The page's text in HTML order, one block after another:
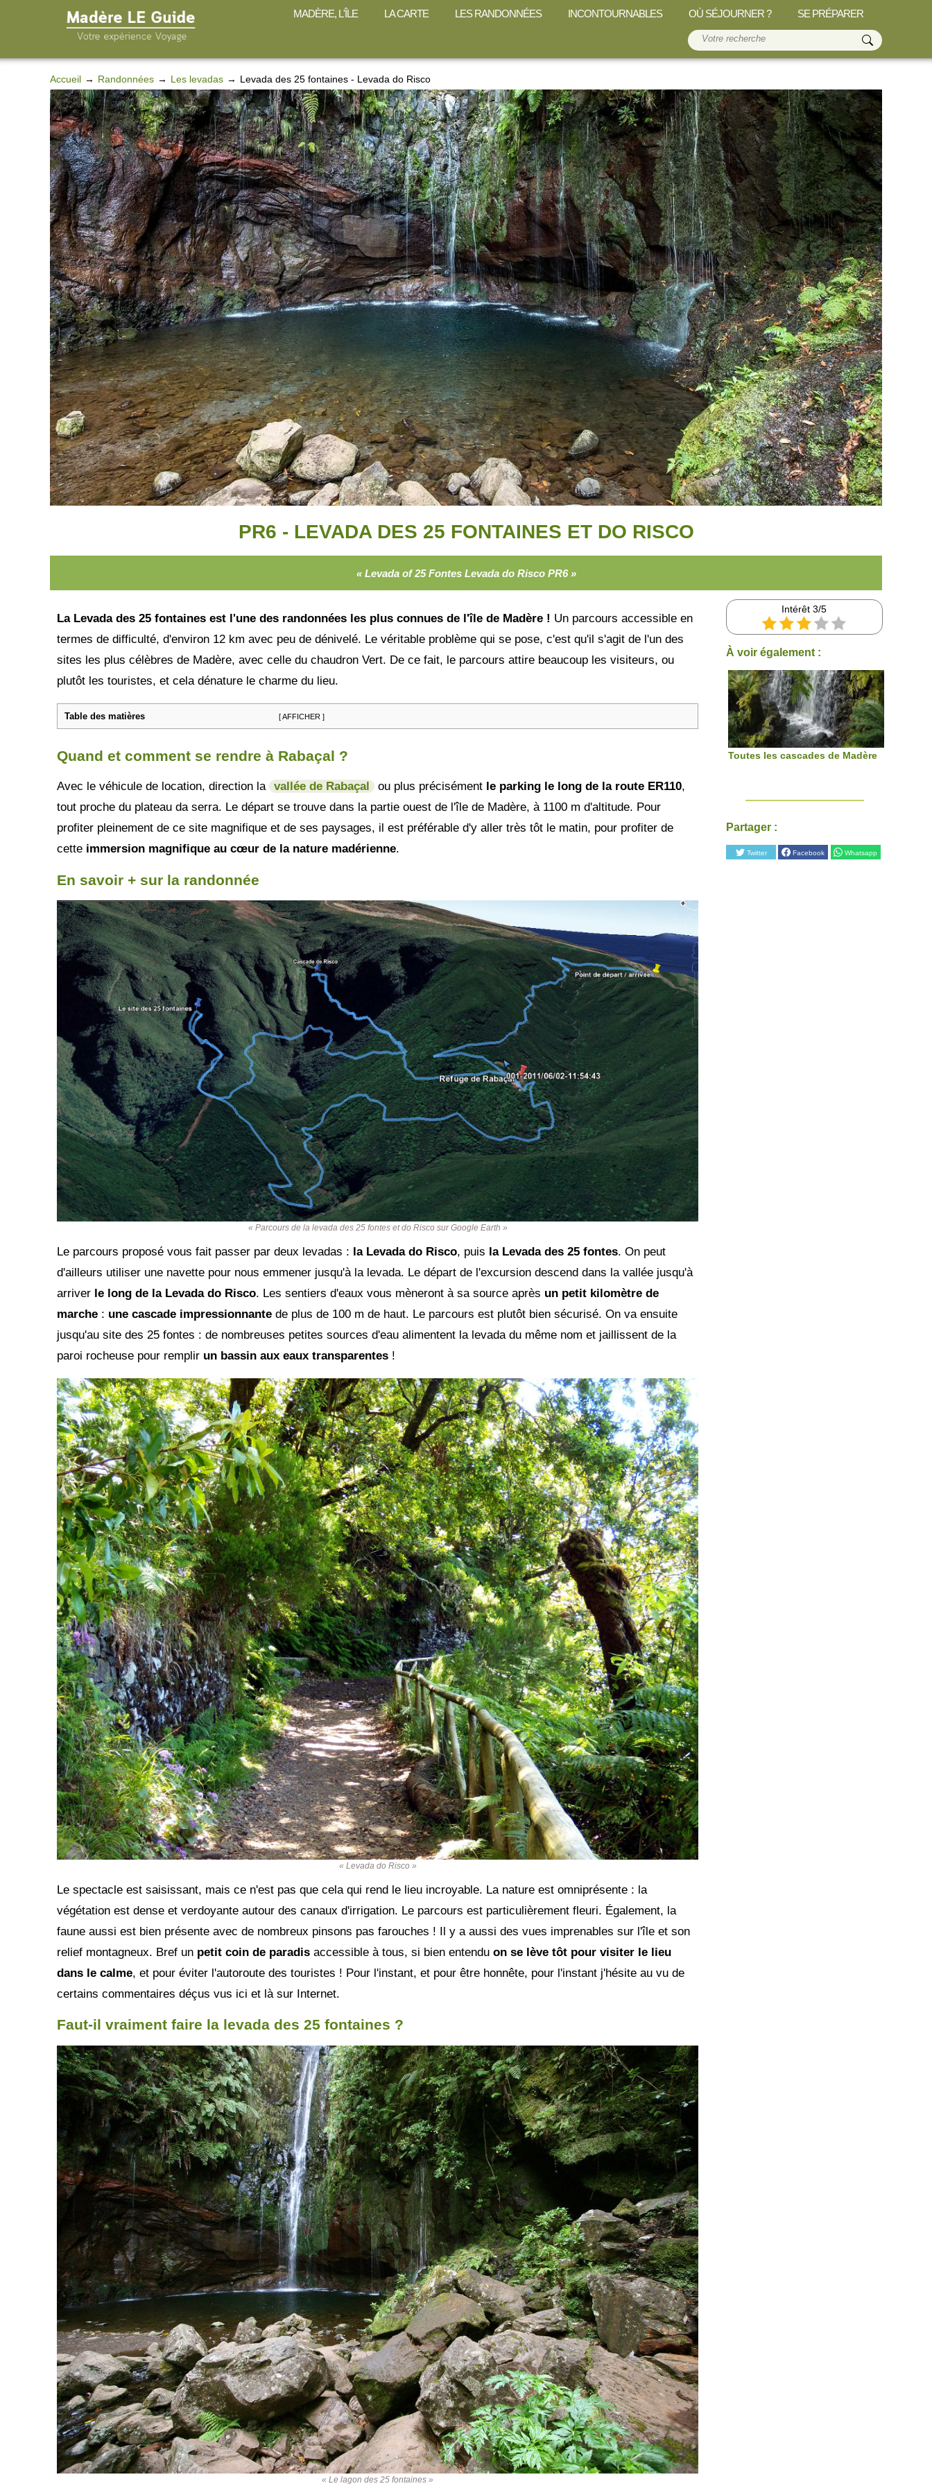
MADÈRE, L'ÎLE LA CARTE LES RANDONNÉES INCONTOURNABLES OÙ SÉJOURNER ? SE PRÉPARER
Accueil Randonnées Les levadas Levada des 25 fontaines - Levada do Risco
PR6 - LEVADA DES 25 FONTAINES ET DO RISCO
« Levada of 25 Fontes Levada do Risco PR6 »
La Levada des 25 fontaines est l'une des randonnées les plus connues de l'île de Madère ! Un parcours accessible en
termes de difficulté, d'environ 12 km avec peu de dénivelé. Le véritable problème qui se pose, c'est qu'il s'agit de l'un des
sites les plus célèbres de Madère, avec celle du chaudron Vert. De ce fait, le parcours attire beaucoup les visiteurs, ou
plutôt les touristes, et cela dénature le charme du lieu.
Table des matières [ AFFICHER ]
Quand et comment se rendre à Rabaçal ?
Avec le véhicule de location, direction la vallée de Rabaçal ou plus précisément le parking le long de la route ER110,
tout proche du plateau da serra. Le départ se trouve dans la partie ouest de l'île de Madère, à 1100 m d'altitude. Pour
profiter pleinement de ce site magnifique et de ses paysages, il est préférable d'y aller très tôt le matin, pour profiter de
cette immersion magnifique au cœur de la nature madérienne.
En savoir + sur la randonnée
« Parcours de la levada des 25 fontes et do Risco sur Google Earth »
Le parcours proposé vous fait passer par deux levadas : la Levada do Risco, puis la Levada des 25 fontes. On peut
d'ailleurs utiliser une navette pour nous emmener jusqu'à la levada. Le départ de l'excursion descend dans la vallée jusqu'à
arriver le long de la Levada do Risco. Les sentiers d'eaux vous mèneront à sa source après un petit kilomètre de
marche : une cascade impressionnante de plus de 100 m de haut. Le parcours est plutôt bien sécurisé. On va ensuite
jusqu'au site des 25 fontes : de nombreuses petites sources d'eau alimentent la levada du même nom et jaillissent de la
paroi rocheuse pour remplir un bassin aux eaux transparentes !
« Levada do Risco »
Le spectacle est saisissant, mais ce n'est pas que cela qui rend le lieu incroyable. La nature est omniprésente : la
végétation est dense et verdoyante autour des canaux d'irrigation. Le parcours est particulièrement fleuri. Également, la
faune aussi est bien présente avec de nombreux pinsons pas farouches ! Il y a aussi des vues imprenables sur l'île et son
relief montagneux. Bref un petit coin de paradis accessible à tous, si bien entendu on se lève tôt pour visiter le lieu
dans le calme, et pour éviter l'autoroute des touristes ! Pour l'instant, et pour être honnête, pour l'instant j'hésite au vu de
certains commentaires déçus vus ici et là sur Internet.
Faut-il vraiment faire la levada des 25 fontaines ?
« Le lagon des 25 fontaines »
Intérêt 3/5
À voir également :
Toutes les cascades de Madère
Partager :
Twitter Facebook Whatsapp